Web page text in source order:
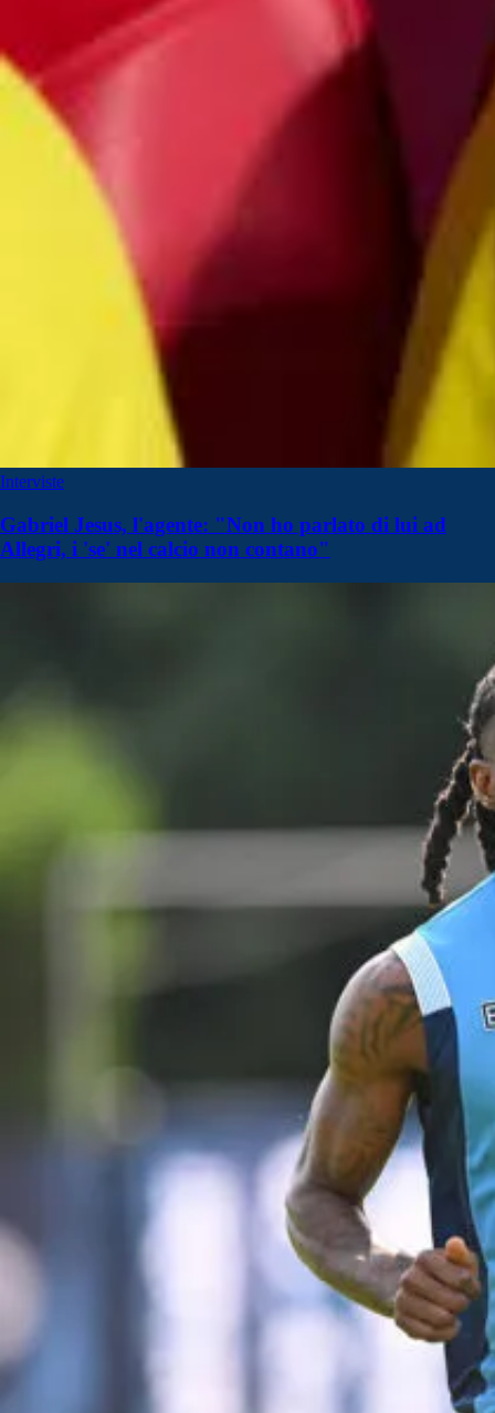
Interviste
Gabriel Jesus, l'agente: "Non ho parlato di lui ad
Allegri, i 'se' nel calcio non contano"